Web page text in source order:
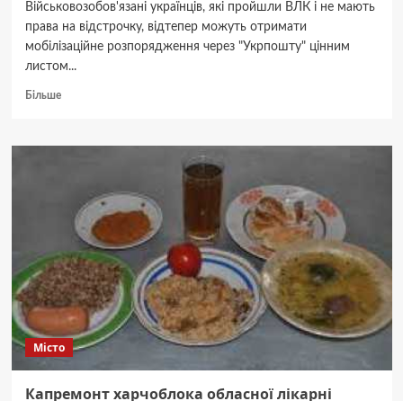
Військовозобов'язані українців, які пройшли ВЛК і не мають
права на відстрочку, відтепер можуть отримати
мобілізаційне розпорядження через "Укрпошту" цінним
листом...
БільшеДокладніше
відтепер
відмова
від
отримання
листа
вважатиметься
ухиленням
від
мобілізації
Місто
Капремонт харчоблока обласної лікарні